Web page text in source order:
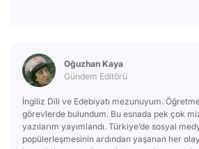
Oğuzhan Kaya
Gündem Editörü
İngiliz Dili ve Edebiyatı mezunuyum.
görevlerde bulundum. Bu esnada pek çok
yazılarım yayımlandı. Türkiye’de sosyal
popülerleşmesinin ardından yaşanan her